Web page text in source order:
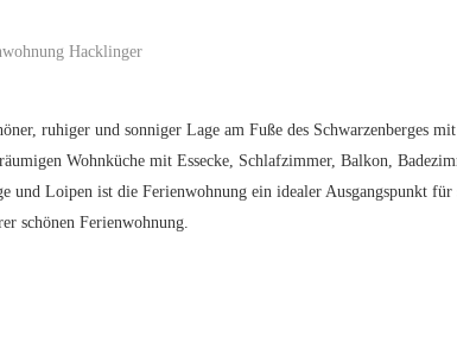
Hacklinger
ruhiger und sonniger Lage am Fuße des
Wohnküche mit Essecke, Schlafzimmer, Balkon,
und Loipen ist die Ferienwohnung ein idealer Ausgangspunkt
schönen Ferienwohnung.